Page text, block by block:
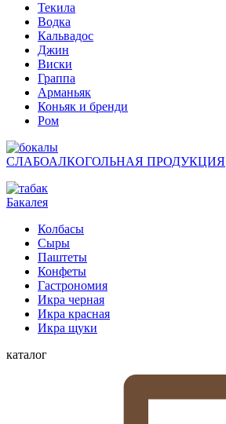
Текила
Водка
Кальвадос
Джин
Виски
Граппа
Арманьяк
Коньяк и бренди
Ром
СЛАБОАЛКОГОЛЬНАЯ ПРОДУКЦИЯ
Бакалея
Колбасы
Сыры
Паштеты
Конфеты
Гастрономия
Икра черная
Икра красная
Икра щуки
каталог